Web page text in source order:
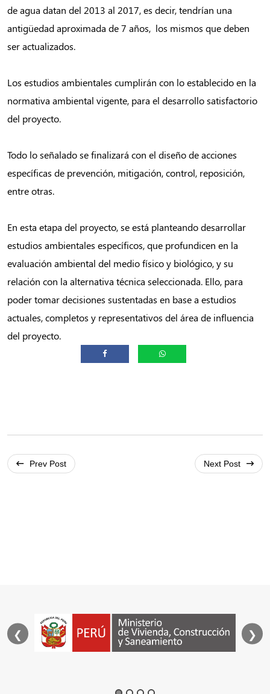
de agua datan del 2013 al 2017, es decir, tendrían una
antigüedad aproximada de 7 años, los mismos que deben
ser actualizados.
Los estudios ambientales cumplirán con lo establecido en la
normativa ambiental vigente, para el desarrollo satisfactorio
del proyecto.
Todo lo señalado se finalizará con el diseño de acciones
específicas de prevención, mitigación, control, reposición,
entre otras.
En esta etapa del proyecto, se está planteando desarrollar
estudios ambientales específicos, que profundicen en la
evaluación ambiental del medio físico y biológico, y su
relación con la alternativa técnica seleccionada. Ello, para
poder tomar decisiones sustentadas en base a estudios
actuales, completos y representativos del área de influencia
del proyecto.
navigation
Prev Post Next Post
❮ ❯